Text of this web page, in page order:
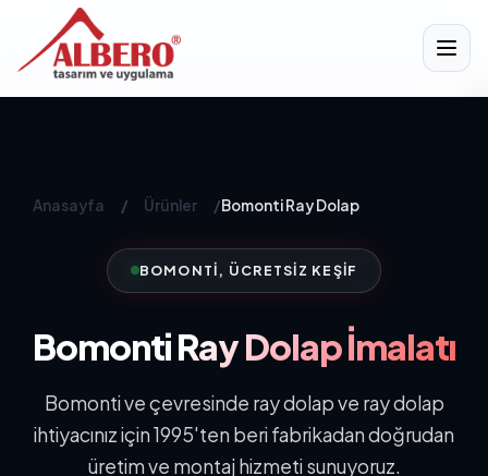
Anasayfa / Ürünler /Bomonti Ray Dolap
BOMONTI, ÜCRETSIZ KEŞIF
BomontiRay Dolap İmalatı
Bomonti ve çevresinde ray dolap ve ray dolap
ihtiyacınız için 1995'ten beri fabrikadan doğrudan
üretim ve montaj hizmeti sunuyoruz.